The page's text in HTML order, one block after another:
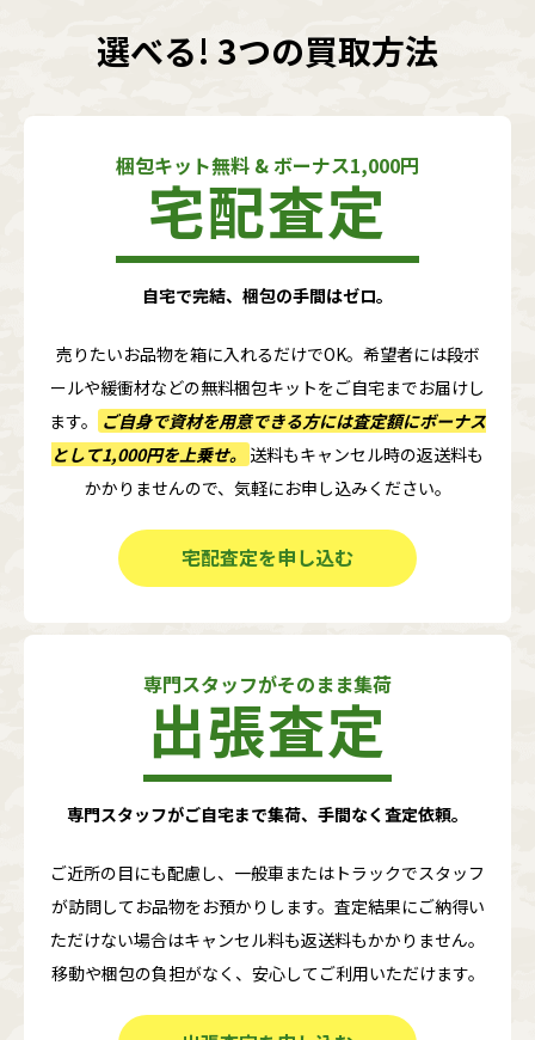
選べる! 3つの買取方法
梱包キット無料 & ボーナス1,000円
宅配査定
自宅で完結、梱包の手間はゼロ。
売りたいお品物を箱に入れるだけでOK。希望者には段ボ
ールや緩衝材などの無料梱包キットをご自宅までお届けし
ます。
ご自身で資材を用意できる方には査定額にボーナス
として1,000円を上乗せ。 送料もキャンセル時の返送料も
かかりませんので、気軽にお申し込みください。
宅配査定を申し込む
専門スタッフがそのまま集荷
出張査定
専門スタッフがご自宅まで集荷、手間なく査定依頼。
ご近所の目にも配慮し、一般車またはトラックでスタッフ
が訪問してお品物をお預かりします。査定結果にご納得い
ただけない場合はキャンセル料も返送料もかかりません。
移動や梱包の負担がなく、安心してご利用いただけます。